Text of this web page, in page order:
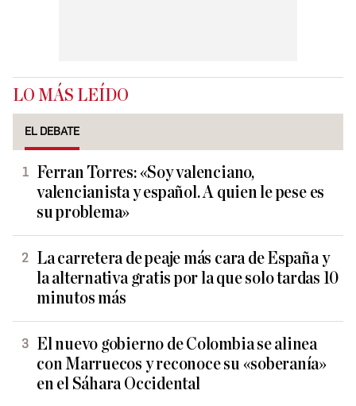
LO MÁS LEÍDO
EL DEBATE
Ferran Torres: «Soy valenciano,
valencianista y español. A quien le pese es
su problema»
La carretera de peaje más cara de España y
la alternativa gratis por la que solo tardas 10
minutos más
El nuevo gobierno de Colombia se alinea
con Marruecos y reconoce su «soberanía»
en el Sáhara Occidental